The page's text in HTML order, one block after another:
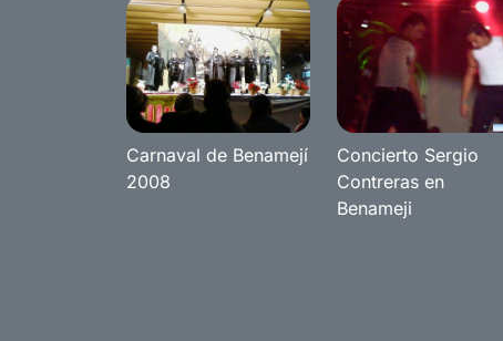
Carnaval de Benamejí
2008
Concierto Sergio
Contreras en
Benameji